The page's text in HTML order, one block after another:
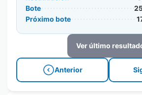
Bote
Próximo bote
Ver último
Anterior